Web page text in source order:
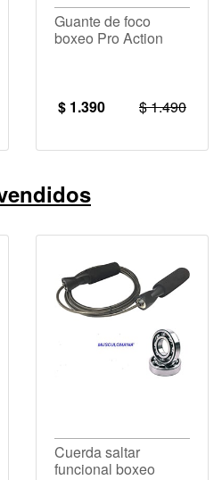
Guante de foco
boxeo Pro Action
$ 1.390 $ 1.490
Cuerda saltar
funcional boxeo